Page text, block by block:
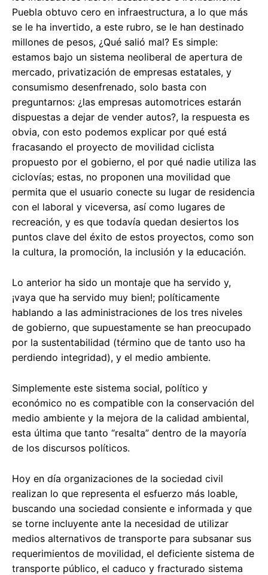
Puebla obtuvo cero en infraestructura, a lo que más
se le ha invertido, a este rubro, se le han destinado
millones de pesos, ¿Qué salió mal? Es simple:
estamos bajo un sistema neoliberal de apertura de
mercado, privatización de empresas estatales, y
consumismo desenfrenado, solo basta con
preguntarnos: ¿las empresas automotrices estarán
dispuestas a dejar de vender autos?, la respuesta es
obvia, con esto podemos explicar por qué está
fracasando el proyecto de movilidad ciclista
propuesto por el gobierno, el por qué nadie utiliza las
ciclovías; estas, no proponen una movilidad que
permita que el usuario conecte su lugar de residencia
con el laboral y viceversa, así como lugares de
recreación, y es que todavía quedan desiertos los
puntos clave del éxito de estos proyectos, como son
la cultura, la promoción, la inclusión y la educación.
Lo anterior ha sido un montaje que ha servido y,
¡vaya que ha servido muy bien!; políticamente
hablando a las administraciones de los tres niveles
de gobierno, que supuestamente se han preocupado
por la sustentabilidad (término que de tanto uso ha
perdiendo integridad), y el medio ambiente.
Simplemente este sistema social, político y
económico no es compatible con la conservación del
medio ambiente y la mejora de la calidad ambiental,
esta última que tanto “resalta” dentro de la mayoría
de los discursos políticos.
Hoy en día organizaciones de la sociedad civil
realizan lo que representa el esfuerzo más loable,
buscando una sociedad consiente e informada y que
se torne incluyente ante la necesidad de utilizar
medios alternativos de transporte para subsanar sus
requerimientos de movilidad, el deficiente sistema de
transporte público, el caduco y fracturado sistema